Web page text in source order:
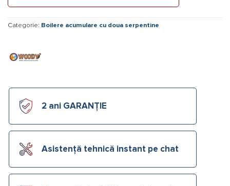
Categorie: Boilere acumulare cu doua serpentine
2 ani GARANȚIE
Asistență tehnică instant pe chat